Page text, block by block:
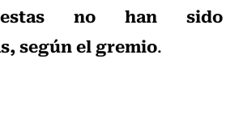
no han sido
según el gremio.